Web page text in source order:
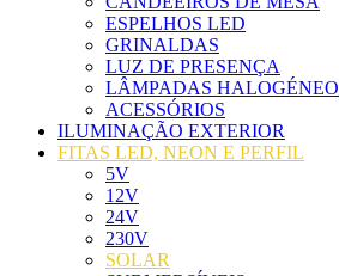
ESPELHOS LED
GRINALDAS
LUZ DE PRESENÇA
LÂMPADAS HALOGÉNEO
ACESSÓRIOS
ILUMINAÇÃO EXTERIOR
FITAS LED, NEON E PERFIL
5V
12V
24V
230V
SOLAR